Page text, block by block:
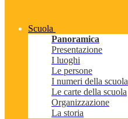
Scuola
Panoramica
Presentazione
I luoghi
Le persone
I numeri della scuola
Le carte della scuola
Organizzazione
La storia